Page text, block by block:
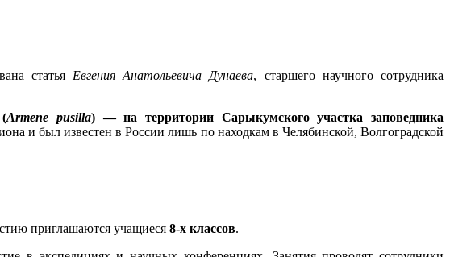
статья Евгения Анатольевича Дунаева, старшего научного сотрудника
Armene pusilla) — на территории Сарыкумского участка заповедника
и был известен в России лишь по находкам в Челябинской, Волгоградской
приглашаются учащиеся 8-х классов.